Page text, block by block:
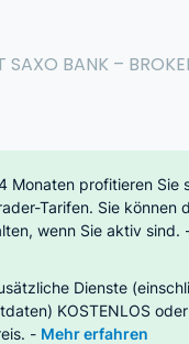
SAXO BANK –
Monaten profitieren Sie
Tarifen. Sie können
wenn Sie aktiv sind.
Dienste
KOSTENLOS
- Mehr erfahren